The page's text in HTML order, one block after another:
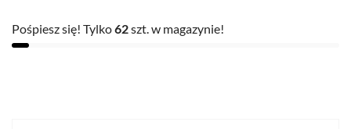
Pośpiesz się! Tylko62szt. w magazynie!